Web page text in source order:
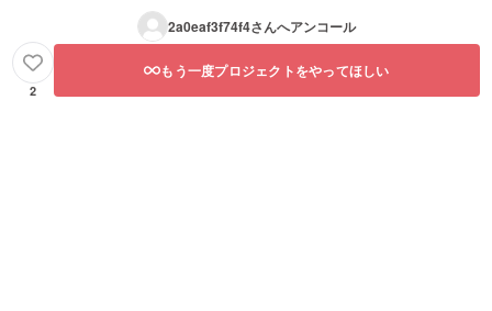
2a0eaf3f74f4さんへアンコール
2
もう一度プロジェクトをやってほしい